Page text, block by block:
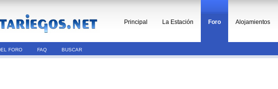
Principal La Estación Foro Alojamientos
FORO FAQ BUSCAR